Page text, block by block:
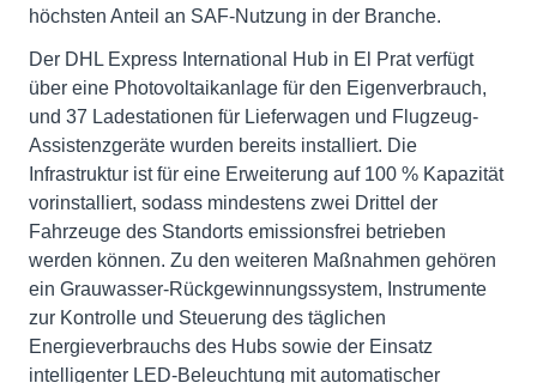
höchsten Anteil an SAF-Nutzung in der Branche.
Der DHL Express International Hub in El Prat verfügt
über eine Photovoltaikanlage für den Eigenverbrauch,
und 37 Ladestationen für Lieferwagen und Flugzeug-
Assistenzgeräte wurden bereits installiert. Die
Infrastruktur ist für eine Erweiterung auf 100 % Kapazität
vorinstalliert, sodass mindestens zwei Drittel der
Fahrzeuge des Standorts emissionsfrei betrieben
werden können. Zu den weiteren Maßnahmen gehören
ein Grauwasser-Rückgewinnungssystem, Instrumente
zur Kontrolle und Steuerung des täglichen
Energieverbrauchs des Hubs sowie der Einsatz
intelligenter LED-Beleuchtung mit automatischer